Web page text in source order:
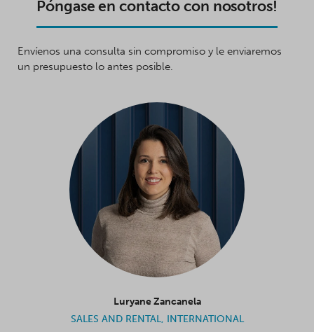
Póngase en contacto con nosotros!
Envíenos una consulta sin compromiso y le enviaremos
un presupuesto lo antes posible.
Luryane Zancanela
SALES AND RENTAL, INTERNATIONAL